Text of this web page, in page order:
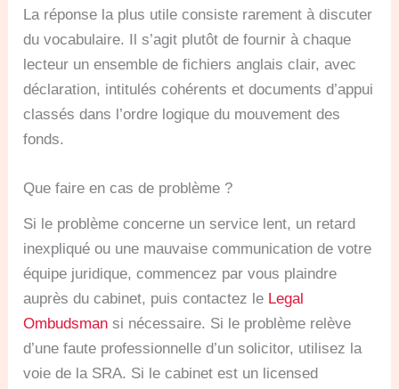
La réponse la plus utile consiste rarement à discuter
du vocabulaire. Il s’agit plutôt de fournir à chaque
lecteur un ensemble de fichiers anglais clair, avec
déclaration, intitulés cohérents et documents d’appui
classés dans l’ordre logique du mouvement des
fonds.
Que faire en cas de problème ?
Si le problème concerne un service lent, un retard
inexpliqué ou une mauvaise communication de votre
équipe juridique, commencez par vous plaindre
auprès du cabinet, puis contactez le Legal
Ombudsman si nécessaire. Si le problème relève
d’une faute professionnelle d’un solicitor, utilisez la
voie de la SRA. Si le cabinet est un licensed